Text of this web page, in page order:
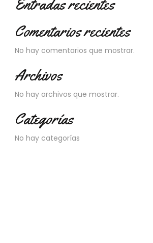
Entradas recientes
Comentarios recientes
No hay comentarios que mostrar.
Archivos
No hay archivos que mostrar.
Categorías
No hay categorías